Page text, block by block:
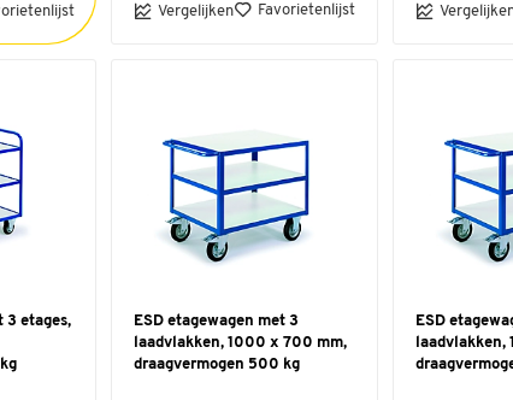
Vergelijken Favorietenlijst
3 etages,
ESD etagewagen met 3
laadvlakken, 1000 x 700 mm,
draagvermogen 500 kg
ESD